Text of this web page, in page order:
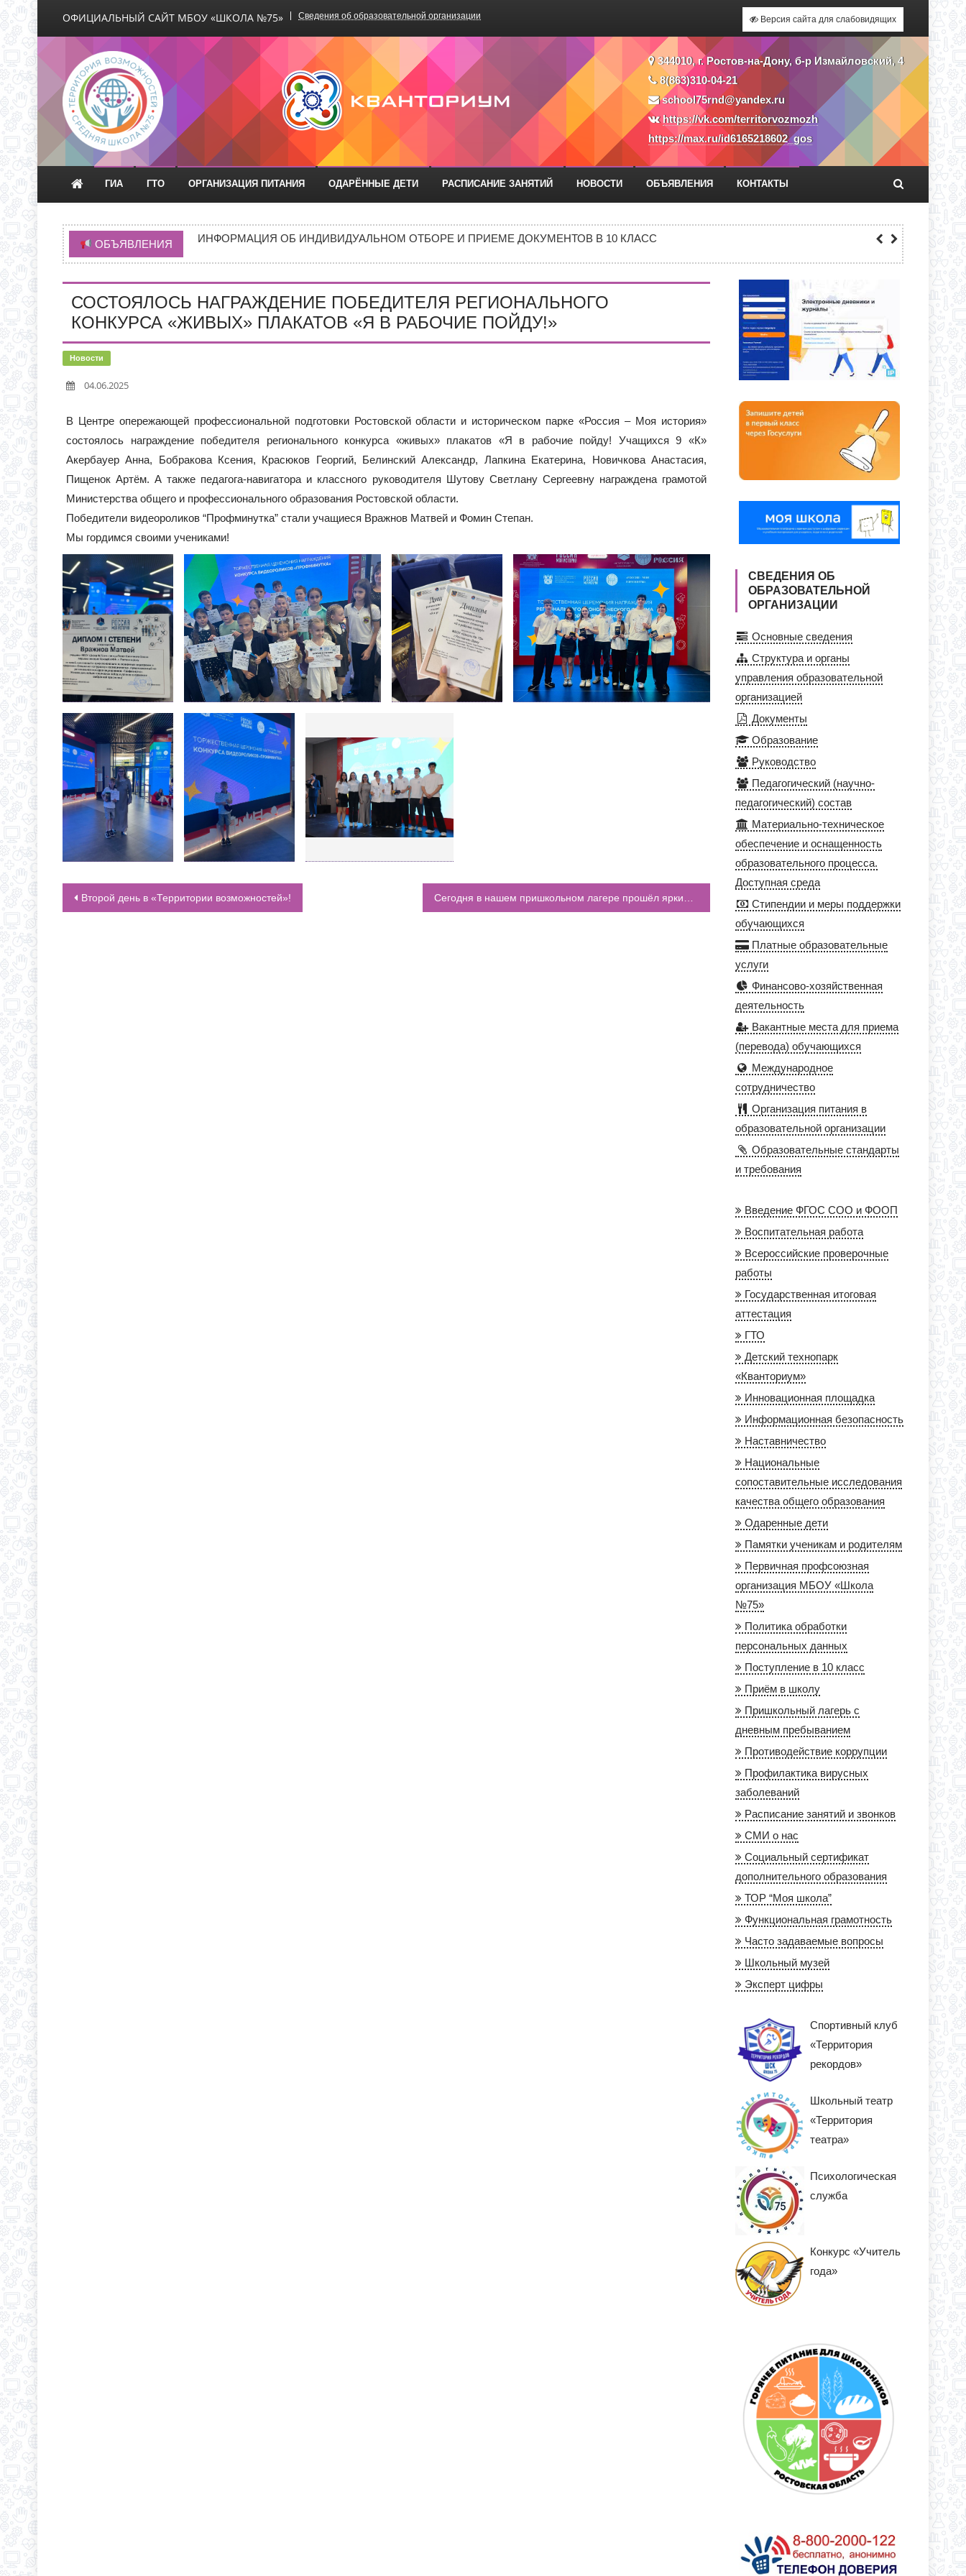
ОФИЦИАЛЬНЫЙ САЙТ МБОУ «ШКОЛА №75» Сведения об образовательной организации Версия сайта для слабовидящих
Официальный сайт МБОУ «Школа №75»
344010, г. Ростов-на-Дону, б-р Измайловский, 4
8(863)310-04-21
school75rnd@yandex.ru
https://vk.com/territorvozmozh
https://max.ru/id6165218602_gos
ГИА ГТО ОРГАНИЗАЦИЯ ПИТАНИЯ ОДАРЁННЫЕ ДЕТИ РАСПИСАНИЕ ЗАНЯТИЙ НОВОСТИ ОБЪЯВЛЕНИЯ КОНТАКТЫ
ОБЪЯВЛЕНИЯ
ВРЕМЯ ОТКРЫТИЯ ОБРАЗОВАТЕЛЬНЫХ ОРГАНИЗАЦИЙ РОСТОВСКОЙ ОБЛАСТИ ДЛЯ ПРИЕМА ЗАЯВЛЕНИЙ В 1 КЛАСС
ИНФОРМАЦИЯ ОБ ИНДИВИДУАЛЬНОМ ОТБОРЕ И ПРИЕМЕ ДОКУМЕНТОВ В 10 КЛАСС
ИНФОРМАЦИЯ О ПРИЕМЕ В 10 КЛАСС
НОВАЯ ЭПИДЕМИЯ «ТИШИНЫ»: ПОЧЕМУ ПОДРОСТКИ ВСЁ ЧАЩЕ ВЫБИРАЮТ АПТЕКУ?
С 1 СЕНТЯБРЯ 2026 ГОДА В МБОУ «ШКОЛА № 75» ОТКРЫВАЮТСЯ КЛАССЫ ПОЛНОГО ДНЯ ПО АДРЕСУ: УЛ. Ю. ДУБИНИНА,
ВРЕМЯ ОТКРЫТИЯ ОБРАЗОВАТЕЛЬНЫХ ОРГАНИЗАЦИЙ РОСТОВСКОЙ ОБЛАСТИ ДЛЯ ПРИЕМА ЗАЯВЛЕНИЙ В 1 КЛАСС
СОСТОЯЛОСЬ НАГРАЖДЕНИЕ ПОБЕДИТЕЛЯ РЕГИОНАЛЬНОГО
КОНКУРСА «ЖИВЫХ» ПЛАКАТОВ «Я В РАБОЧИЕ ПОЙДУ!»
Новости
04.06.2025
В Центре опережающей профессиональной подготовки Ростовской области и историческом парке «Россия – Моя история»
состоялось награждение победителя регионального конкурса «живых» плакатов «Я в рабочие пойду! Учащихся 9 «К»
Акербауер Анна, Бобракова Ксения, Красюков Георгий, Белинский Александр, Лапкина Екатерина, Новичкова Анастасия,
Пищенок Артём. А также педагога-навигатора и классного руководителя Шутову Светлану Сергеевну награждена грамотой
Министерства общего и профессионального образования Ростовской области.
Победители видеороликов “Профминутка” стали учащиеся Вражнов Матвей и Фомин Степан.
Мы гордимся своими учениками!
НАВИГАЦИЯ ПО ЗАПИСЯМ
Второй день в «Территории возможностей»!
СВЕДЕНИЯ ОБ
ОБРАЗОВАТЕЛЬНОЙ
ОРГАНИЗАЦИИ
Основные сведения
Структура и органы
управления образовательной
организацией
Документы
Образование
Руководство
Педагогический (научно-
педагогический) состав
Материально-техническое
обеспечение и оснащенность
образовательного процесса.
Доступная среда
Стипендии и меры поддержки
обучающихся
Платные образовательные
услуги
Финансово-хозяйственная
деятельность
Вакантные места для приема
(перевода) обучающихся
Международное
сотрудничество
Организация питания в
образовательной организации
Образовательные стандарты
и требования
Введение ФГОС СОО и ФООП
Воспитательная работа
Всероссийские проверочные
работы
Государственная итоговая
аттестация
ГТО
Детский технопарк
«Кванториум»
Инновационная площадка
Информационная безопасность
Наставничество
Национальные
сопоставительные исследования
качества общего образования
Одаренные дети
Памятки ученикам и родителям
Первичная профсоюзная
организация МБОУ «Школа
№75»
Политика обработки
персональных данных
Поступление в 10 класс
Приём в школу
Пришкольный лагерь с
дневным пребыванием
Противодействие коррупции
Профилактика вирусных
заболеваний
Расписание занятий и звонков
СМИ о нас
Социальный сертификат
дополнительного образования
ТОР “Моя школа”
Функциональная грамотность
Часто задаваемые вопросы
Школьный музей
Эксперт цифры
Спортивный клуб
«Территория
рекордов»
Школьный театр
«Территория
театра»
Психологическая
служба
Конкурс «Учитель
года»